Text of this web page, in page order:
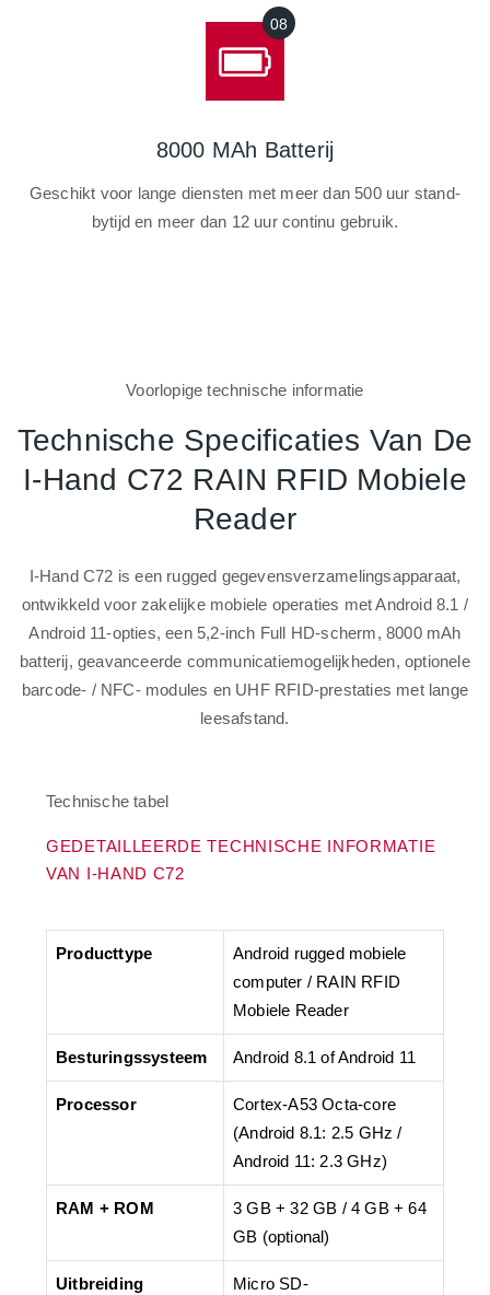
8000 MAh Batterij
Geschikt voor lange diensten met meer dan 500 uur stand-
bytijd en meer dan 12 uur continu gebruik.
Voorlopige technische informatie
Technische Specificaties Van De
I-Hand C72 RAIN RFID Mobiele
Reader
I-Hand C72 is een rugged gegevensverzamelingsapparaat,
ontwikkeld voor zakelijke mobiele operaties met Android 8.1 /
Android 11-opties, een 5,2-inch Full HD-scherm, 8000 mAh
batterij, geavanceerde communicatiemogelijkheden, optionele
barcode- / NFC- modules en UHF RFID-prestaties met lange
leesafstand.
Technische tabel
GEDETAILLEERDE TECHNISCHE INFORMATIE
VAN I-HAND C72
Producttype
Android rugged mobiele
computer / RAIN RFID
Mobiele Reader
Besturingssysteem Android 8.1 of Android 11
Processor
Cortex-A53 Octa-core
(Android 8.1: 2.5 GHz /
Android 11: 2.3 GHz)
RAM + ROM
3 GB + 32 GB / 4 GB + 64
GB (optional)
Uitbreiding
Micro SD-